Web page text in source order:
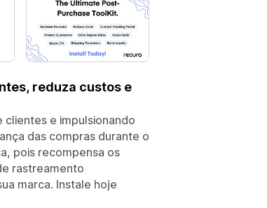
reduza custos e
e impulsionando
das compras durante o
pois recompensa os
rastreamento
marca. Instale hoje